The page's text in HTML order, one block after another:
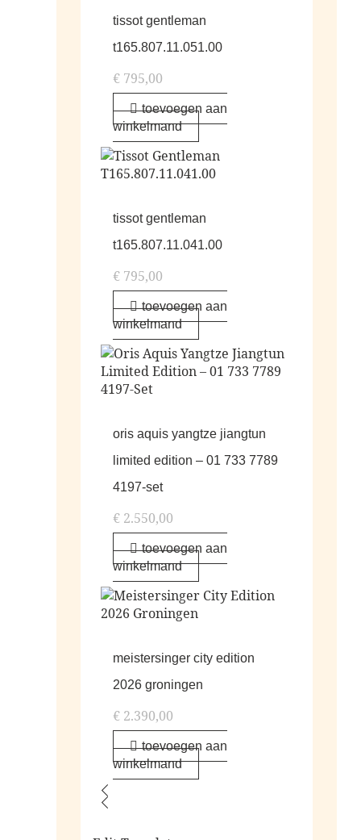
tissot gentleman
t165.807.11.051.00
€ 795,00
toevoegen aan
winkelmand
tissot gentleman
t165.807.11.041.00
€ 795,00
toevoegen aan
winkelmand
oris aquis yangtze jiangtun
limited edition – 01 733 7789
4197-set
€ 2.550,00
toevoegen aan
winkelmand
meistersinger city edition
2026 groningen
€ 2.390,00
toevoegen aan
winkelmand